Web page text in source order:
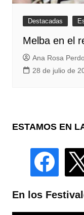
Destacadas
Melba en el
Ana Rosa
28 de julio de
ESTAMOS EN
facebook
En los